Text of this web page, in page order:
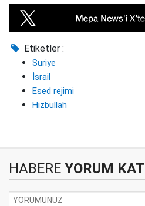
Etiketler :
Suriye
İsrail
Esed rejimi
Hizbullah
HABERE YORUM KAT